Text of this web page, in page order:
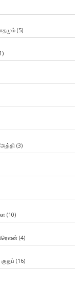
(5)
(3)
(10)
(4)
(16)